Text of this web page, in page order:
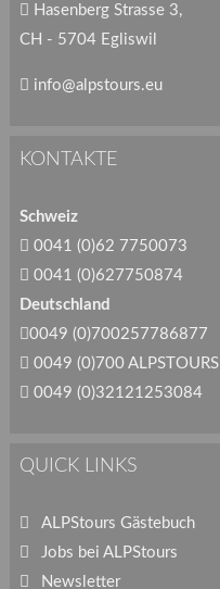
Hasenberg Strasse 3,
CH - 5704 Egliswil
info@alpstours.eu
KONTAKTE
Schweiz
0041 (0)62 7750073
0041 (0)627750874
Deutschland
0049 (0)700257786877
0049 (0)700 ALPSTOURS
0049 (0)32121253084
QUICK LINKS
ALPStours Gästebuch
Jobs bei ALPStours
Newsletter